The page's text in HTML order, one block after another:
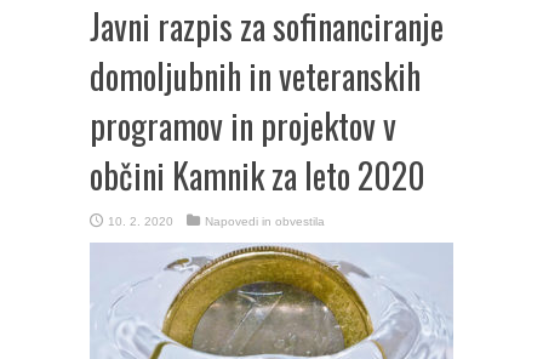
Javni razpis za sofinanciranje
domoljubnih in veteranskih
programov in projektov v
občini Kamnik za leto 2020
10. 2. 2020 Napovedi in obvestila